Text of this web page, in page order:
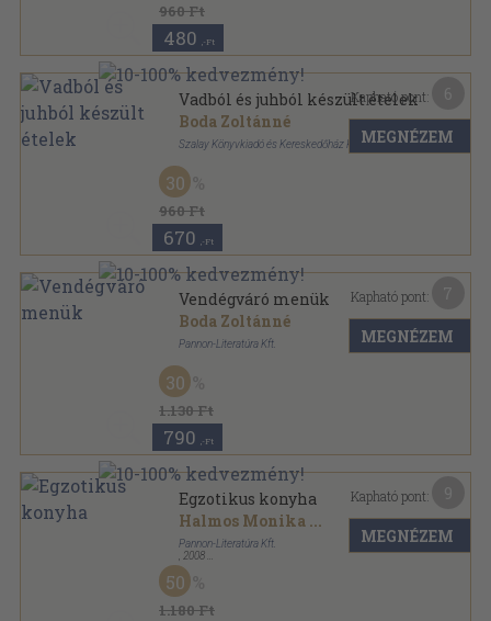
960 Ft
480 ,-Ft
Vadból és juhból készült ételek
Boda Zoltánné
Szalay Könyvkiadó és Kereskedőház Kft.
Tűzött kötés
Szalay könyvek sorozat
960 Ft
30
670 ,-Ft
Kapható pont:
MEGNÉZEM
Vendégváró menük
Boda Zoltánné
Pannon-Literatúra Kft.
Tűzött kötés
Kiskukta-sorozat sorozat
1.130 Ft
30
790 ,-Ft
Kapható pont:
MEGNÉZEM
Egzotikus konyha
Halmos Monika ...
Pannon-Literatúra Kft.
2008
Fűzött keménykötés
Mesteri ízek mindenkinek sorozat
1.180 Ft
50
Kapható pont:
MEGNÉZEM